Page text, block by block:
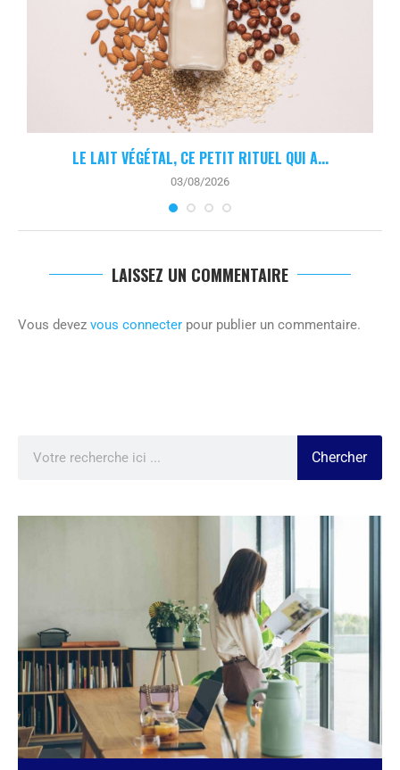
LE LAIT VÉGÉTAL, CE PETIT RITUEL QUI A...
03/08/2026
LAISSEZ UN COMMENTAIRE
Vous devez vous connecter pour publier un commentaire.
Chercher